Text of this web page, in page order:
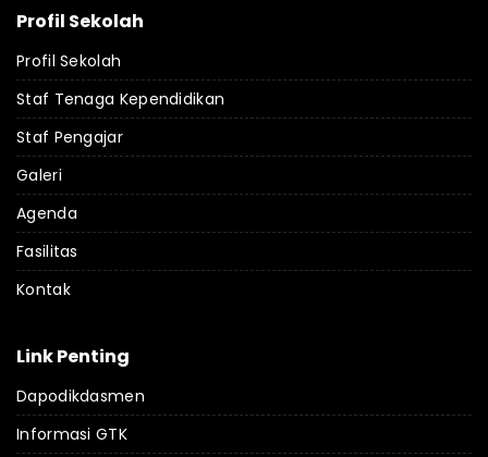
Profil Sekolah
Profil Sekolah
Staf Tenaga Kependidikan
Staf Pengajar
Galeri
Agenda
Fasilitas
Kontak
Link Penting
Dapodikdasmen
Informasi GTK